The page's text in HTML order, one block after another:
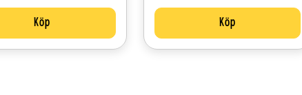
Köp Köp